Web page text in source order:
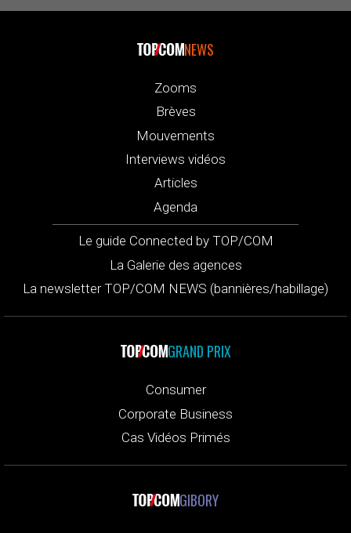
NEWS
Zooms
Brèves
Mouvements
Interviews vidéos
Articles
Agenda
Le guide Connected by TOP/COM
La Galerie des agences
La newsletter TOP/COM NEWS (bannières/habillage)
GRAND PRIX
Consumer
Corporate Business
Cas Vidéos Primés
GIBORY